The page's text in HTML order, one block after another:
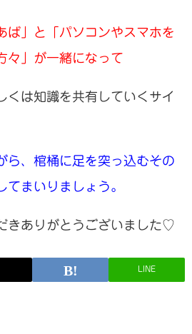
ば」と「パソコンやスマホを
々」が一緒になって
くは知識を共有していくサイ
ら、棺桶に足を突っ込むその
てまいりましょう。
きありがとうございました♡
LINE